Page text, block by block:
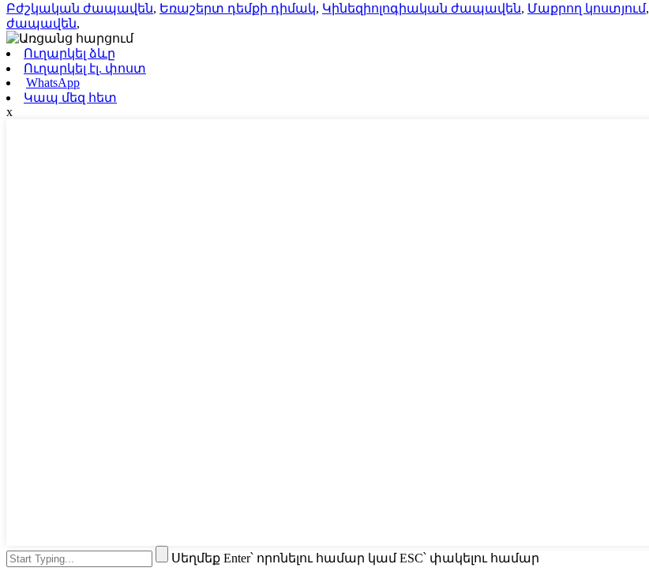
Բժշկական ժապավեն, Եռաշերտ դեմքի դիմակ, Կինեզիոլոգիական ժապավեն, Մաքրող կոստյում,
ժապավեն,
Ուղարկել ձևը
Ուղարկել էլ. փոստ
WhatsApp
Կապ մեզ հետ
x
Սեղմեք Enter՝ որոնելու համար կամ ESC՝ փակելու համար